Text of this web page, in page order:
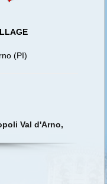
(PI)
Val d'Arno,